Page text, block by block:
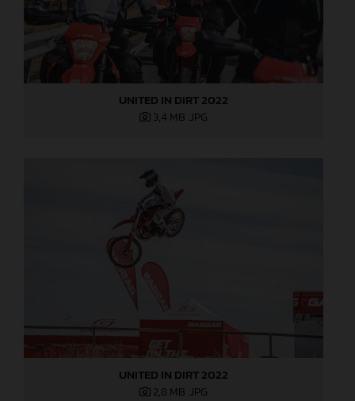
UNITED IN DIRT 2022
3,4 MB .JPG
UNITED IN DIRT 2022
2,8 MB .JPG